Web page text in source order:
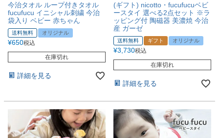
今治タオル ループ付きタオル
fucufucu イニシャル刺繍 今治
袋入り ベビー 赤ちゃん
送料無料 オリジナル
¥650税込
在庫切れ
詳細を見る
(ギフト) nicotto・fucufucuベビ
ースタイ 選べる2点セット ※ラ
ッピング付 陶磁器 美濃焼 今治
産 ガーゼ
送料無料 ギフト オリジナル
¥3,730税込
在庫切れ
詳細を見る